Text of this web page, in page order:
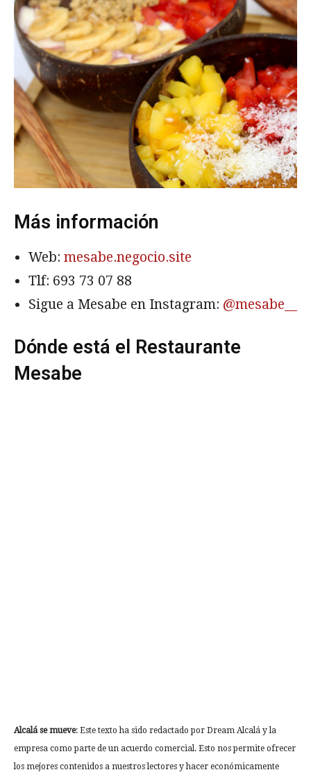
Más información
Web: mesabe.negocio.site
Tlf: 693 73 07 88
Sigue a Mesabe en Instagram: @mesabe__
Dónde está el Restaurante
Mesabe
Alcalá se mueve: Este texto ha sido redactado por Dream Alcalá y la
empresa como parte de un acuerdo comercial. Esto nos permite ofrecer
los mejores contenidos a nuestros lectores y hacer económicamente